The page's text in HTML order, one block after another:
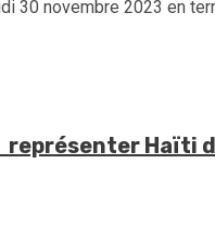
30 novembre 2023 en
Haïti